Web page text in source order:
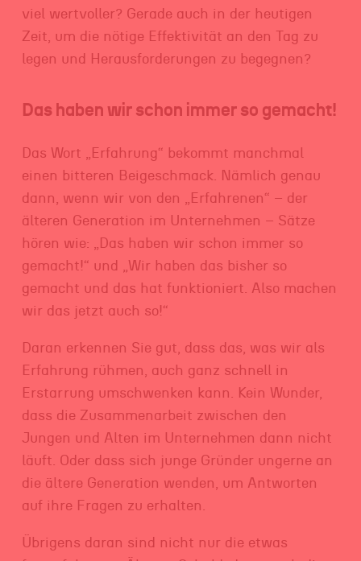
viel wertvoller? Gerade auch in der heutigen
Zeit, um die nötige Effektivität an den Tag zu
legen und Herausforderungen zu begegnen?
Das haben wir schon immer so gemacht!
Das Wort „Erfahrung“ bekommt manchmal
einen bitteren Beigeschmack. Nämlich genau
dann, wenn wir von den „Erfahrenen“ – der
älteren Generation im Unternehmen – Sätze
hören wie: „Das haben wir schon immer so
gemacht!“ und „Wir haben das bisher so
gemacht und das hat funktioniert. Also machen
wir das jetzt auch so!“
Daran erkennen Sie gut, dass das, was wir als
Erfahrung rühmen, auch ganz schnell in
Erstarrung umschwenken kann. Kein Wunder,
dass die Zusammenarbeit zwischen den
Jungen und Alten im Unternehmen dann nicht
läuft. Oder dass sich junge Gründer ungerne an
die ältere Generation wenden, um Antworten
auf ihre Fragen zu erhalten.
Übrigens daran sind nicht nur die etwas